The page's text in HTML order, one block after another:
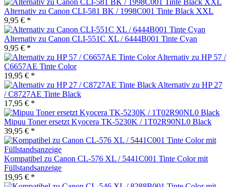
Alternativ zu Canon CLI-581 BK / 1998C001 Tinte Black XXL
9,95 € *
Alternativ zu Canon CLI-551C XL / 6444B001 Tinte Cyan
9,95 € *
Alternativ zu HP 57 /
C6657AE Tinte Color
19,95 € *
Alternativ zu HP 27
/ C8727AE Tinte Black
17,95 € *
Mipuu Toner ersetzt Kyocera TK-5230K / 1T02R90NL0 Black
39,95 € *
Kompatibel zu Canon CL-576 XL / 5441C001 Tinte Color mit
Füllstandsanzeige
19,95 € *